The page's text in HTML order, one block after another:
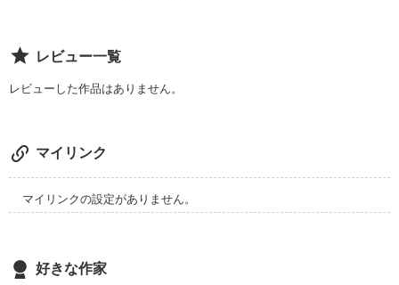
だれか....教えてｯ....
今回も、前回と同じくすれ違いをテーマに
作成しました。
２作目と言うことで、
前回と話がかぶらないように気を付けました‼
見てくださると嬉しいです(≧ω≦。)
レビュー一覧
レビューした作品はありません。
マイリンク
マイリンクの設定がありません。
好きな作家